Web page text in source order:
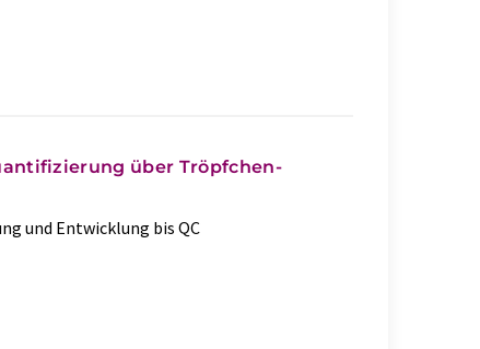
über Tröpfchen-
und Entwicklung bis QC